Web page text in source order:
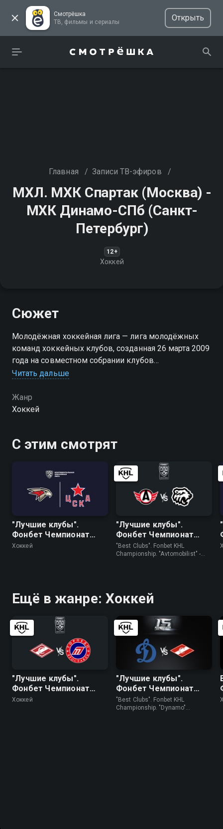
Смотрёшка
ТВ, фильмы и сериалы
Открыть
Главная / Записи ТВ-эфиров /
МХЛ. МХК Спартак (Москва) -
МХК Динамо-СПб (Санкт-
Петербург)
12+
Хоккей
Сюжет
Молодёжная хоккейная лига — лига молодёжных
команд хоккейных клубов, созданная 26 марта 2009
года на совместном собрании клубов
Континентальной хоккейной лиги, Федерации
Читать дальше
Жанр
Хоккей
С этим смотрят
"Лучшие клубы".
Фонбет Чемпионат
КХЛ. "Авангард" - ЦСКА
Хоккей
"Лучшие клубы".
Фонбет Чемпионат
КХЛ. "Автомобилист" -
"Трактор"
"Best Clubs". Fonbet KHL
Championship. "Avtomobilist" -
Ещё в жанре: Хоккей
"Лучшие клубы".
Фонбет Чемпионат
КХЛ. "Спартак" -
Хоккей
"Лучшие клубы".
Фонбет Чемпионат
КХЛ. "Динамо"
(Москва) - "Спартак"
"Best Clubs". Fonbet KHL
Championship. "Dynamo"